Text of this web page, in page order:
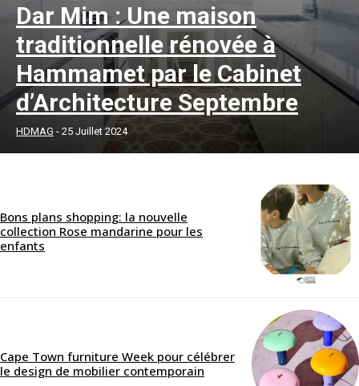
Dar Mim : Une maison
traditionnelle rénovée à
Hammamet par le Cabinet
d’Architecture Septembre
HDMAG - 25 Juillet 2024
Bons plans shopping: la nouvelle
collection Rose mandarine pour les
enfants
Cape Town furniture Week pour célébrer
le design de mobilier contemporain